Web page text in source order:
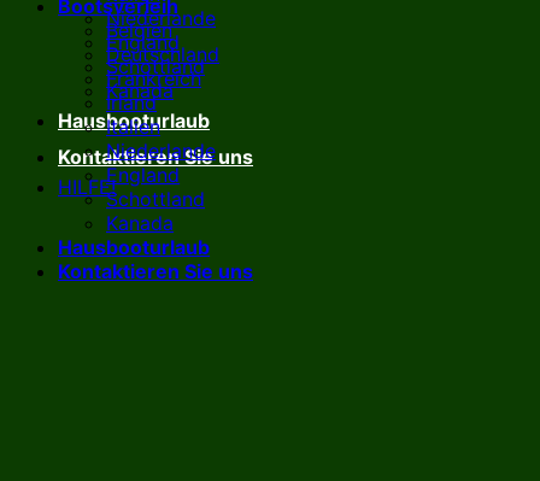
Niederlande
England
Schottland
Kanada
Hausbooturlaub
Kontaktieren Sie uns
HILFE!
Bootsverleih
Belgien
Deutschland
Frankreich
Irland
Italien
Niederlande
England
Schottland
Kanada
Hausbooturlaub
Kontaktieren Sie uns